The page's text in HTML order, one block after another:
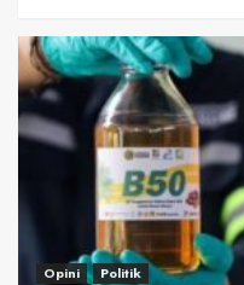
Opini Politik